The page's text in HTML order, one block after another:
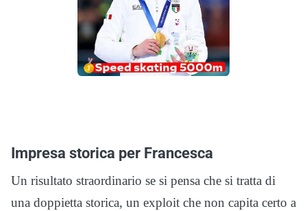
Impresa storica per Francesca
Un risultato straordinario se si pensa che si tratta di
una doppietta storica, un exploit che non capita certo a